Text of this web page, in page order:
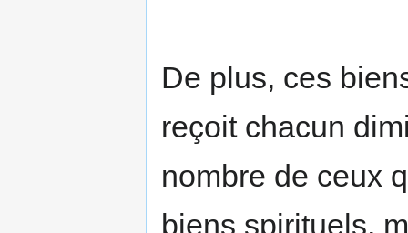
De plus, ces
reçoit chacun
nombre de ceux
biens spirituels,